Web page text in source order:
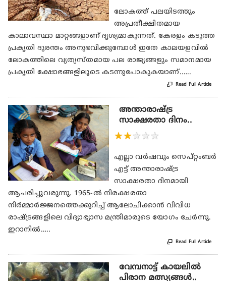
ലോകത്ത് പലയിടത്തും
അപ്രതീക്ഷിതമായ
കാലാവസ്ഥാ മാറ്റങ്ങളാണ് ദൃശ്യമാകുന്നത്. കേരളം കടുത്ത
പ്രകൃതി ദുരന്തം അനുഭവിക്കുമ്പോള്‍ ഇതേ കാലയളവില്‍
ലോകത്തിലെ വ്യത്യസ്തമായ പല രാജ്യങ്ങളും സമാനമായ
പ്രകൃതി ക്ഷോഭങ്ങളിലൂടെ കടന്നുപോകുകയാണ്.…..
 Read Full Article
അന്താരാഷ്ട്ര
സാക്ഷരതാ ദിനം..
★★★★★
എല്ലാ വര്‍ഷവും സെപ്റ്റംബര്‍
എട്ട് അന്താരാഷ്ട്ര
സാക്ഷരതാ ദിനമായി
ആചരിച്ചുവരുന്നു. 1965-ല്‍ നിരക്ഷരതാ
നിര്‍മ്മാര്‍ജ്ജനത്തെക്കുറിച്ച് ആലോചിക്കാന്‍ വിവിധ
രാഷ്ട്രങ്ങളിലെ വിദ്യാഭ്യാസ മന്ത്രിമാരുടെ യോഗം ചേര്‍ന്നു.
ഇറാനില്‍…..
 Read Full Article
വേമ്പനാട്ട് കായലിൽ
പിരാന മത്സ്യങ്ങൾ..